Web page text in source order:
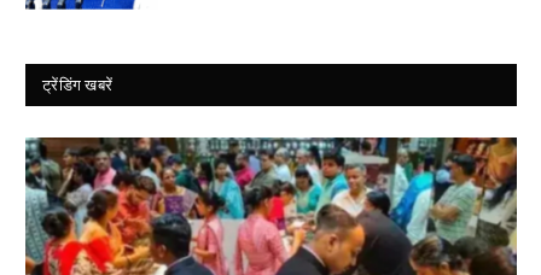
ट्रेंडिंग खबरें